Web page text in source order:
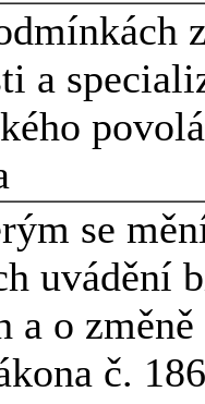
a
se
uvádění
a o
č.